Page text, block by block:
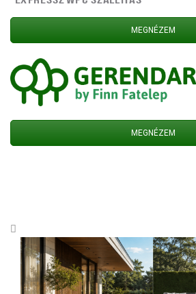
MEGNÉZEM
MEGNÉZEM